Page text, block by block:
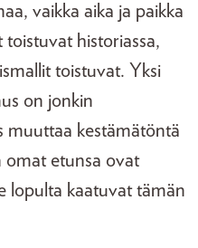
vaikka aika ja paikka
historiassa,
toistuvat. Yksi
on jonkin
kestämätöntä
omat etunsa ovat
lopulta kaatuvat tämän